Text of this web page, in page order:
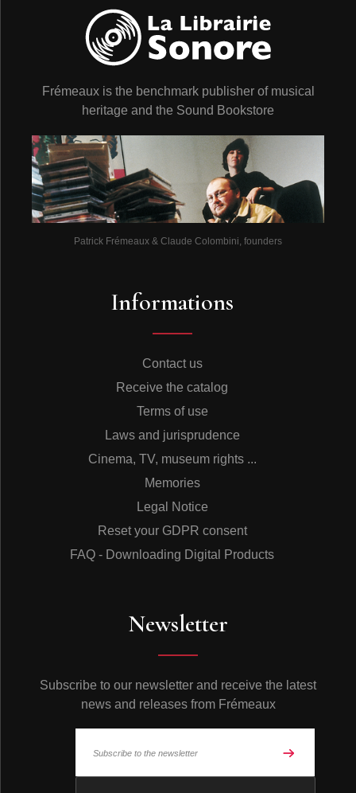
concerts, animations, soirées bals ». Nous rappellerons
cependant sa participation au Déchéneau Jâse Musette
avec Robert Santiago, Daniel Colin et Michel Esbelin
Musette à Paris (MP N° 289 11/96) ainsi que sa
Histoire de l’accordéon.
Jo Privat, Didi Duprat, Didier Roussin, trois musiciens
d’oublier bien qu’ils nous aient quittés il y a quinze ans
déjà…
Robert BOUTHIER-ASSOCIATION FRANCAISE
"MUSIQUE RECREATIVE"
Paris Musette Vol.3 Patrick Tandin, Franck Bergerot,
frémaux, frémau, frémaud, frémault, frémo, frémont,
à acheter, écouter des vieux enregistrements, albums,
rééditions, anthologies ou intégrales sont disponibles
Frémeaux is the benchmark publisher of musical
heritage and the Sound Bookstore
Patrick Frémeaux & Claude Colombini, founders
Informations
Contact us
Receive the catalog
Terms of use
Laws and jurisprudence
Cinema, TV, museum rights ...
Memories
Legal Notice
Reset your GDPR consent
FAQ - Downloading Digital Products
Newsletter
Subscribe to our newsletter and receive the latest
news and releases from Frémeaux